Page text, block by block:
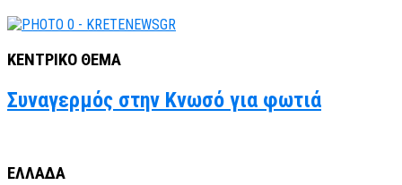
ΚΕΝΤΡΙΚΟ ΘΕΜΑ
Συναγερμός στην Κνωσό για φωτιά
ΕΛΛΑΔΑ